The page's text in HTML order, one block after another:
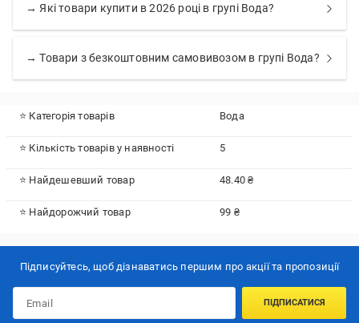
→ Які товари купити в 2026 році в групі Вода?
→ Товари з безкоштовним самовивозом в групі Вода?
⭐ Категорія товарів Вода
⭐ Кількість товарів у наявності 5
⭐ Найдешевший товар 48.40 ₴
⭐ Найдорожчий товар 99 ₴
Підписуйтесь, щоб дізнаватись першим про акції та пропозиції
ПІДПИСАТИСЯ